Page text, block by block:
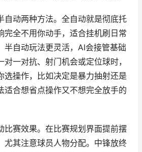
自动两种方法。全自动就是彻底托
完全不用你动手，适合挂机刷日常
半自动玩法更灵活，AI会接管基础
一对抗、射门机会或定位球时，
选操作，比如决定是暴力抽射还是
适合想省点操作又不想完全放手的
比赛效果。在比赛规划界面提前摆
尤其注意球员人物分配。中锋放终